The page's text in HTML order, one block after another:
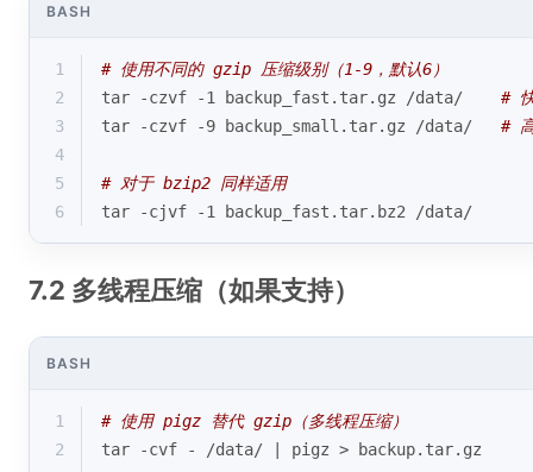
BASH
1
# 使用不同的 gzip 压缩级别（1-9，默认6）
2
tar -czvf -1 backup_fast.tar.gz /data/ #
3
tar -czvf -9 backup_small.tar.gz /data/ #
4
5
# 对于 bzip2 同样适用
6
tar -cjvf -1 backup_fast.tar.bz2 /data/
7.2 多线程压缩（如果支持）
BASH
1
# 使用 pigz 替代 gzip（多线程压缩）
2
tar -cvf - /data/ | pigz > backup.tar.gz